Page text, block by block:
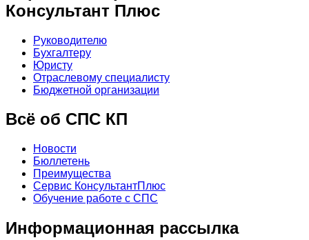
Консультант Плюс
Руководителю
Бухгалтеру
Юристу
Отраслевому специалисту
Бюджетной организации
Всё об СПС КП
Новости
Бюллетень
Преимущества
Сервис КонсультантПлюс
Обучение работе с СПС
Информационная рассылка